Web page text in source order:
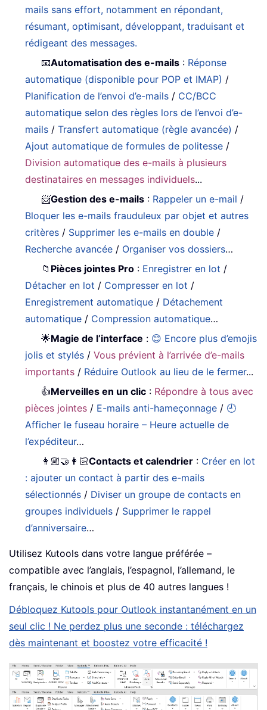
mails sans effort, notamment en répondant,
résumant, optimisant, développant, traduisant et
rédigeant des messages.
📧Automatisation des e-mails : Réponse
automatique (disponible pour POP et IMAP) /
Planification de l’envoi d’e-mails / CC/BCC
automatique selon des règles lors de l’envoi d’e-
mails /Transfert automatique (règle avancée) /
Ajout automatique de formules de politesse /
Division automatique des e-mails à plusieurs
destinataires en messages individuels...
📨Gestion des e-mails : Rappeler un e-mail /
Bloquer les e-mails frauduleux par objet et autres
critères / Supprimer les e-mails en double /
Recherche avancée / Organiser vos dossiers…
📁 Pièces jointes Pro : Enregistrer en lot /
Détacher en lot / Compresser en lot /
Enregistrement automatique / Détachement
automatique / Compression automatique…
🌟Magie de l’interface : 😊 Encore plus d’emojis
jolis et stylés /Vous prévient à l’arrivée d’e-mails
importants / Réduire Outlook au lieu de le fermer...
👍Merveilles en un clic : Répondre à tous avec
pièces jointes / E-mails anti-hameçonnage / 🕘
Afficher le fuseau horaire – Heure actuelle de
l’expéditeur…
👩🏼‍🤝‍👩🏻Contacts et calendrier : Créer en lot
: ajouter un contact à partir des e-mails
sélectionnés / Diviser un groupe de contacts en
groupes individuels / Supprimer le rappel
d’anniversaire…
Utilisez Kutools dans votre langue préférée –
compatible avec l’anglais, l’espagnol, l’allemand, le
français, le chinois et plus de 40 autres langues !
Débloquez Kutools pour Outlook instantanément en un
seul clic ! Ne perdez plus une seconde : téléchargez
dès maintenant et boostez votre efficacité !